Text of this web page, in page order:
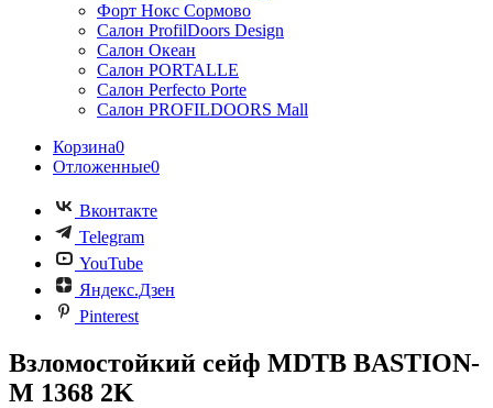
Форт Нокс Сормово
Салон ProfilDoors Design
Салон Океан
Салон PORTALLE
Салон Perfecto Portе
Салон PROFILDOORS Mall
Корзина0
Отложенные0
Вконтакте
Telegram
YouTube
Яндекс.Дзен
Pinterest
Взломостойкий сейф MDTB BASTION-
M 1368 2K